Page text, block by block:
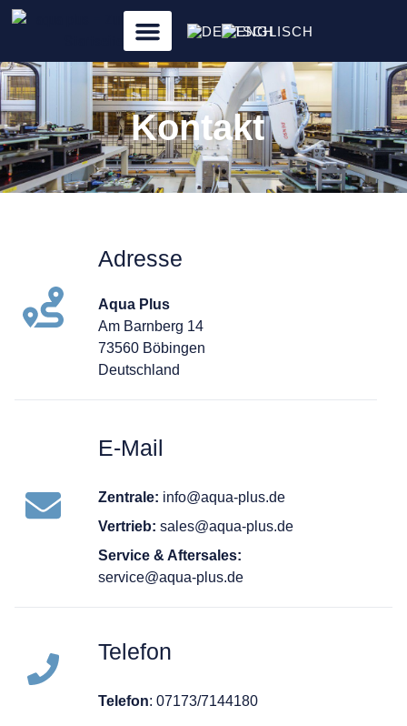
springen
Kontakt
Adresse
Aqua Plus
Am Barnberg 14
73560 Böbingen
Deutschland
E-Mail
Zentrale: info@aqua-plus.de
Vertrieb: sales@aqua-plus.de
Service & Aftersales:
service@aqua-plus.de
Telefon
Telefon: 07173/7144180